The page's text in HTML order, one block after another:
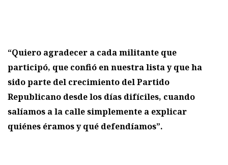
“Quiero agradecer a cada militante que
participó, que confió en nuestra lista y que ha
sido parte del crecimiento del Partido
Republicano desde los días difíciles, cuando
salíamos a la calle simplemente a explicar
quiénes éramos y qué defendíamos”.